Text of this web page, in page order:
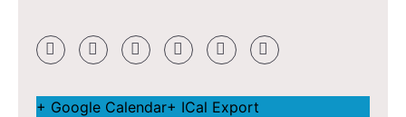
+ Google Calendar+ ICal Export